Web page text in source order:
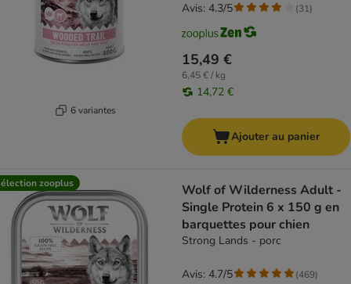
6 variantes
15,49 €
6,45 € / kg
14,72 €
Avis: 4.3/5 (31)
Ajouter au panier
zooplus
Wolf of Wilderness Adult -
Single Protein 6 x 150 g en
barquettes pour chien
Strong Lands - porc
Avis: 4.7/5 (469)